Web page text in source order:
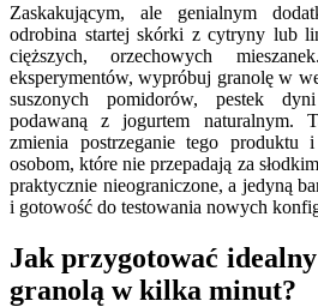
Zaskakującym, ale genialnym
odrobina startej skórki z cytryny lub
cięższych, orzechowych
eksperymentów, wypróbuj granolę w
suszonych pomidorów, pestek
podawaną z jogurtem naturalnym.
zmienia postrzeganie tego
osobom, które nie przepadają za
praktycznie nieograniczone, a jedyną
i gotowość do testowania nowych
Jak przygotować
granolą w kilka minut?